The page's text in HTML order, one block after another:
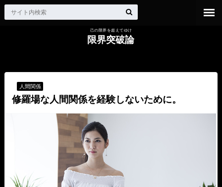
己の限界を超えてゆけ
限界突破論
人間関係
修羅場な人間関係を経験しないために。